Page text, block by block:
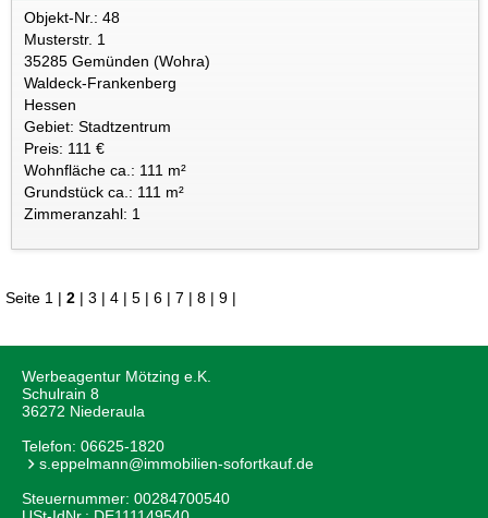
Objekt-Nr.: 48
Musterstr. 1
35285 Gemünden (Wohra)
Waldeck-Frankenberg
Hessen
Gebiet: Stadtzentrum
Preis: 111 €
Wohnfläche ca.: 111 m²
Grundstück ca.: 111 m²
Zimmeranzahl: 1
Seite 1 | 2 | 3 | 4 | 5 | 6 | 7 | 8 | 9 |
Werbeagentur Mötzing e.K.
Schulrain 8
36272 Niederaula
Telefon: 06625-1820
s.eppelmann@immobilien-sofortkauf.de
Steuernummer: 00284700540